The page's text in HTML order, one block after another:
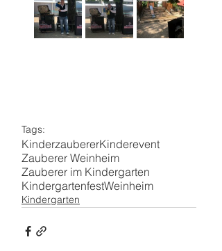
Tags:
KinderzaubererKinderevent
Zauberer Weinheim
Zauberer im Kindergarten
KindergartenfestWeinheim
Kindergarten